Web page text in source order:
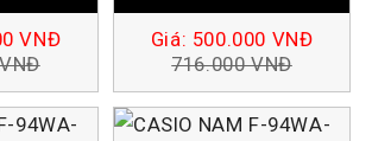
VNĐ
Giá: 500.000 VNĐ
716.000VNĐ